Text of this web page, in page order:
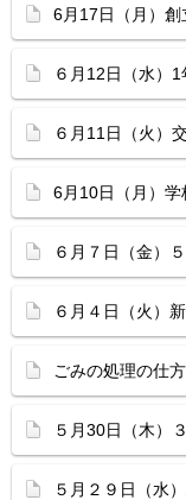
6月17日（月）創
６月12日（水）1
６月11日（火）
6月10日（月）
６月７日（金）
６月４日（火）
ごみの処理の仕
５月30日（木）
５月２９日（水